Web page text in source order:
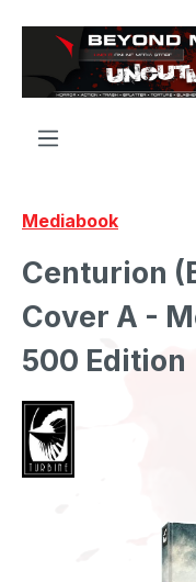
Zum Hauptinhalt
Mediabook
Centurion
Cover A -
500 Edition
Bildergalerie